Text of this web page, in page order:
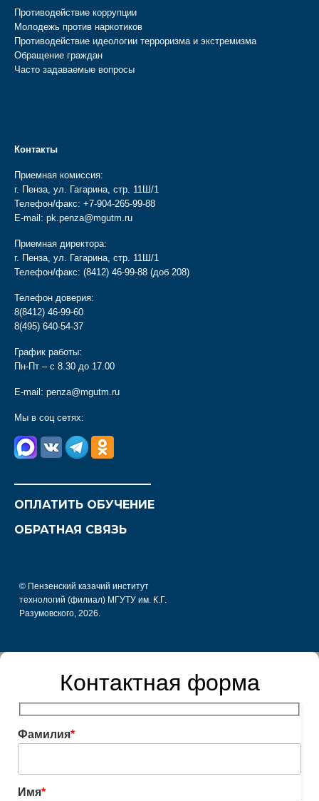
Противодействие коррупции
Молодежь против наркотиков
Противодействие идеологии терроризма и экстремизма
Обращение граждан
Часто задаваемые вопросы
Контакты
Приемная комиссия:
г. Пенза, ул. Гагарина, стр. 11Ш/1
Телефон/факс: +7-904-265-99-88
E-mail: pk.penza@mgutm.ru
Приемная директора:
г. Пенза, ул. Гагарина, стр. 11Ш/1
Телефон/факс: (8412) 46-99-88 (доб 208)
Телефон доверия:
8(8412) 46-99-60
8(495) 640-54-37
График работы:
Пн-Пт – с 8.30 до 17.00
E-mail: penza@mgutm.ru
Мы в соц сетях:
ОПЛАТИТЬ ОБУЧЕНИЕ
ОБРАТНАЯ СВЯЗЬ
© Пензенский казачий институт
технологий (филиал) МГУТУ им. К.Г.
Разумовского, 2026.
Контактная форма
Фамилия*
Имя*